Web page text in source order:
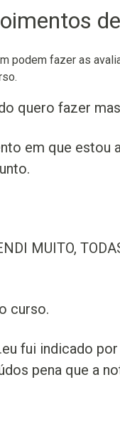
podem fazer as
quero fazer
em que estou
MUITO,
curso.
fui indicado
pena que a